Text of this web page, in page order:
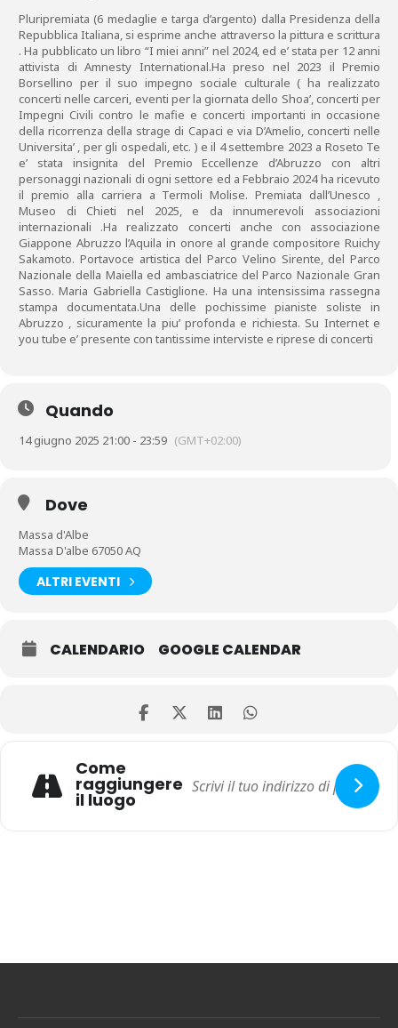
Pluripremiata (6 medaglie e targa d’argento) dalla Presidenza della
Repubblica Italiana, si esprime anche attraverso la pittura e scrittura
. Ha pubblicato un libro “I miei anni” nel 2024, ed e’ stata per 12 anni
attivista di Amnesty International.Ha preso nel 2023 il Premio
Borsellino per il suo impegno sociale culturale ( ha realizzato
concerti nelle carceri, eventi per la giornata dello Shoa’, concerti per
Impegni Civili contro le mafie e concerti importanti in occasione
della ricorrenza della strage di Capaci e via D’Amelio, concerti nelle
Universita’ , per gli ospedali, etc. ) e il 4 settembre 2023 a Roseto Te
e’ stata insignita del Premio Eccellenze d’Abruzzo con altri
personaggi nazionali di ogni settore ed a Febbraio 2024 ha ricevuto
il premio alla carriera a Termoli Molise. Premiata dall’Unesco ,
Museo di Chieti nel 2025, e da innumerevoli associazioni
internazionali .Ha realizzato concerti anche con associazione
Giappone Abruzzo l’Aquila in onore al grande compositore Ruichy
Sakamoto. Portavoce artistica del Parco Velino Sirente, del Parco
Nazionale della Maiella ed ambasciatrice del Parco Nazionale Gran
Sasso. Maria Gabriella Castiglione. Ha una intensissima rassegna
stampa documentata.Una delle pochissime pianiste soliste in
Abruzzo , sicuramente la piu’ profonda e richiesta. Su Internet e
you tube e’ presente con tantissime interviste e riprese di concerti
Quando
14 giugno 2025 21:00 - 23:59 (GMT+02:00)
Dove
Massa d'Albe
Massa D'albe 67050 AQ
ALTRI EVENTI
CALENDARIO GOOGLE CALENDAR
Come
raggiungere
il luogo